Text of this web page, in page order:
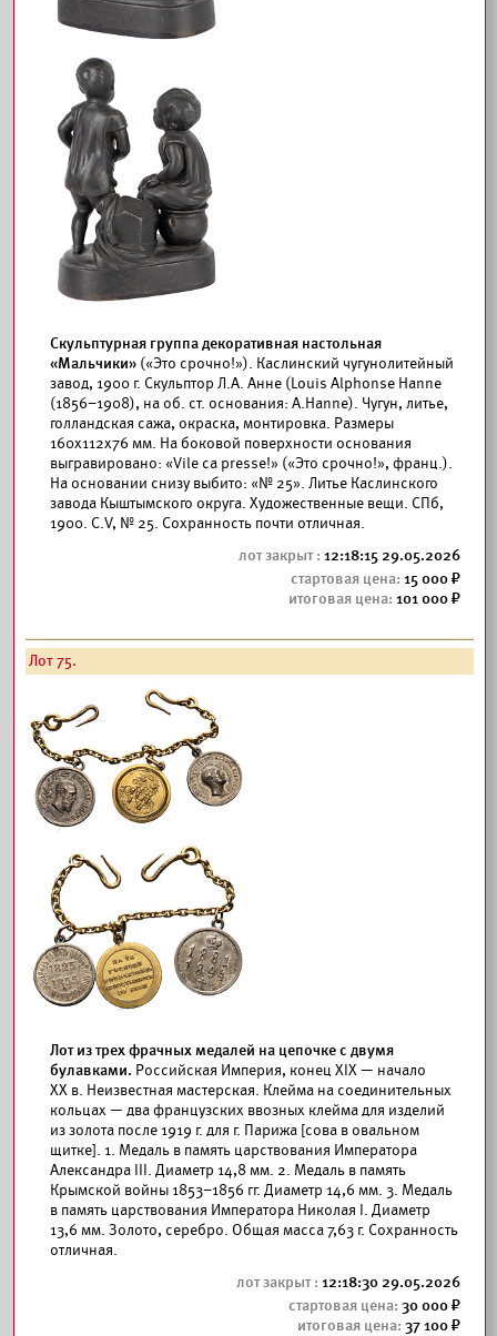
Скульптурная группа декоративная настольная
«Мальчики» («Это срочно!»). Каслинский чугунолитейный
завод, 1900 г. Скульптор Л.А. Анне (Louis Alphonse Hanne
(1856–1908), на об. ст. основания: А.Hanne). Чугун, литье,
голландская сажа, окраска, монтировка. Размеры
160x112x76 мм. На боковой поверхности основания
выгравировано: «Vile ca presse!» («Это срочно!», франц.).
На основании снизу выбито: «№ 25». Литье Каслинского
завода Кыштымского округа. Художественные вещи. СПб,
1900. С.V, № 25. Сохранность почти отличная.
12:18:15 29.05.2026
15 000
101 000
Лот 75.
Лот из трех фрачных медалей на цепочке с двумя
булавками. Российская Империя, конец XIX — начало
XX в. Неизвестная мастерская. Клейма на соединительных
кольцах — два французских ввозных клейма для изделий
из золота после 1919 г. для г. Парижа [сова в овальном
щитке]. 1. Медаль в память царствования Императора
Александра III. Диаметр 14,8 мм. 2. Медаль в память
Крымской войны 1853–1856 гг. Диаметр 14,6 мм. 3. Медаль
в память царствования Императора Николая I. Диаметр
13,6 мм. Золото, серебро. Общая масса 7,63 г. Сохранность
отличная.
12:18:30 29.05.2026
30 000
37 100